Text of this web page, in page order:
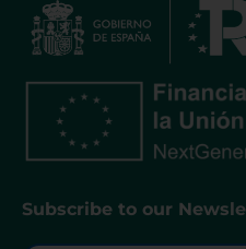
Subscribe to our